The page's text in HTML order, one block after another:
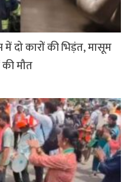
में दो कारों की भिड़ंत, मासूम
मौत